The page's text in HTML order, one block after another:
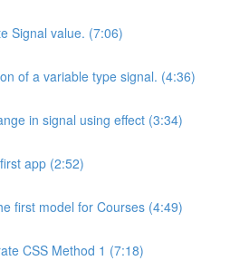
Signal value. (7:06)
of a variable type signal. (4:36)
in signal using effect (3:34)
app (2:52)
first model for Courses (4:49)
CSS Method 1 (7:18)